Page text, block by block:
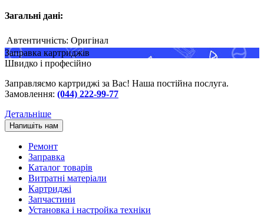
Загальні дані:
Автентичність: Оригінал
Заправка картриджів
Швидко і професійно
Заправляємо картриджі за Вас! Наша постійна послуга.
Замовлення: (044) 222-99-77
Детальніше
Напишіть нам
Ремонт
Заправка
Каталог товарів
Витратні матеріали
Картриджі
Запчастини
Установка і настройка техніки